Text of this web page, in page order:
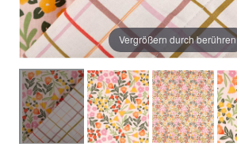
Vergrößern durch berühren